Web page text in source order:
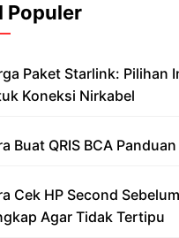
Populer
Paket Starlink: Pilihan
Koneksi Nirkabel
Buat QRIS BCA
Cek HP Second
Agar Tidak Tertipu